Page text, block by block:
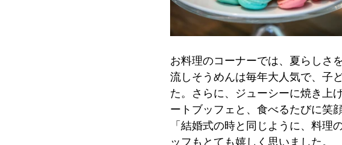
お料理のコーナーでは、夏らしさ
流しそうめんは毎年大人気で、子
た。さらに、ジューシーに焼き上
ートブッフェと、食べるたびに笑
「結婚式の時と同じように、料
ッフもとても嬉しく思いました。